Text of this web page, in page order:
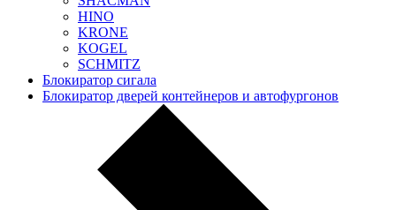
HINO
KRONE
KOGEL
SCHMITZ
Блокиратор сигала
Блокиратор дверей контейнеров и автофургонов